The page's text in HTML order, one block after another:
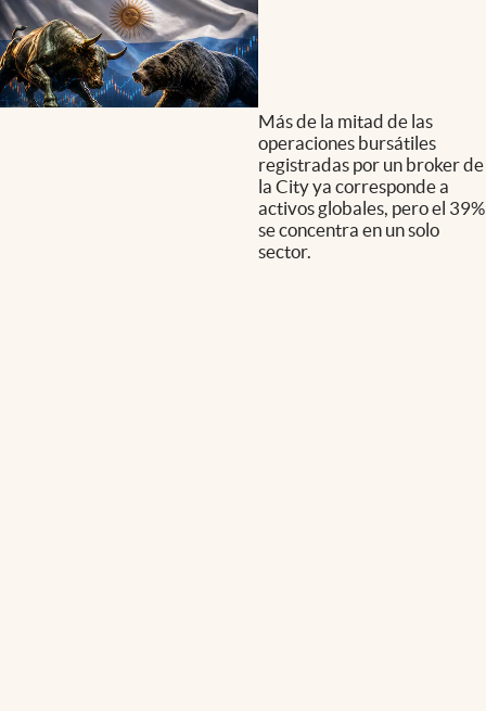
Más de la mitad de las
operaciones bursátiles
registradas por un broker de
la City ya corresponde a
activos globales, pero el 39%
se concentra en un solo
sector.